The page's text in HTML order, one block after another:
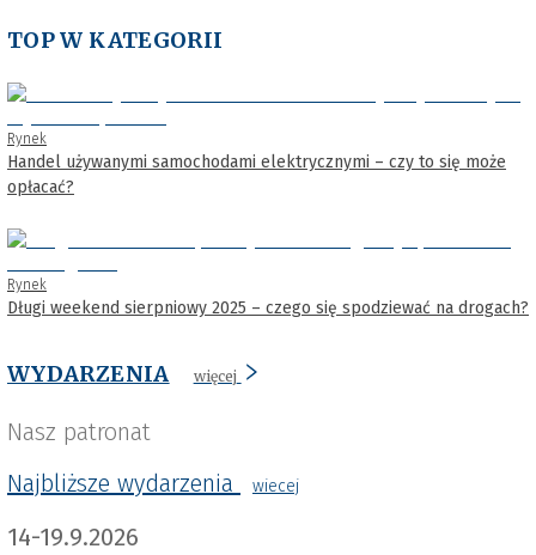
TOP W KATEGORII
Rynek
Handel używanymi samochodami elektrycznymi – czy to się może
opłacać?
Rynek
Długi weekend sierpniowy 2025 – czego się spodziewać na drogach?
WYDARZENIA więcej
Nasz patronat
Najbliższe wydarzenia
wiecej
14-19.9.2026